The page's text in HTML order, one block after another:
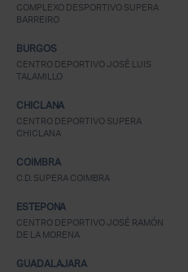
COMPLEXO DESPORTIVO SUPERA
BARREIRO
BURGOS
CENTRO DEPORTIVO JOSÉ LUIS
TALAMILLO
CHICLANA
CENTRO DEPORTIVO SUPERA
CHICLANA
COIMBRA
C.D. SUPERA COIMBRA
ESTEPONA
CENTRO DEPORTIVO JOSÉ RAMÓN
DE LA MORENA
GUADALAJARA